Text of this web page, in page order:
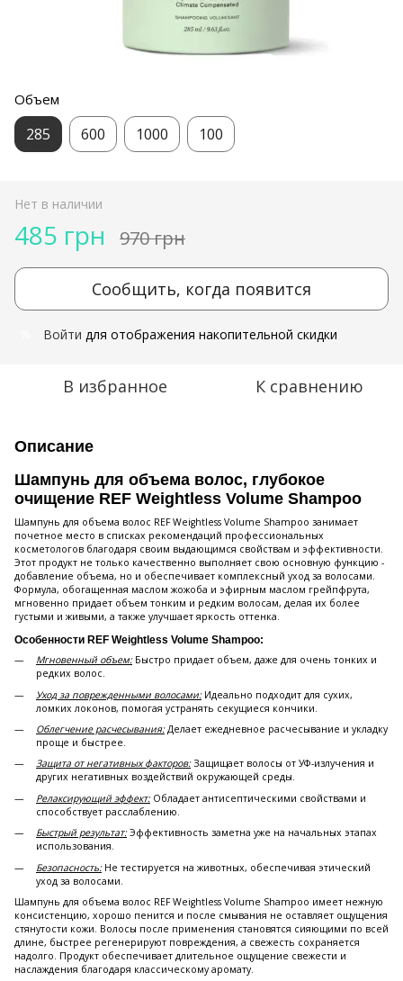
Объем
285 600 1000 100
Нет в наличии
485 грн 970 грн
Сообщить, когда появится
Войти для отображения накопительной скидки
В избранное К сравнению
Описание
Шампунь для объема волос, глубокое
очищение REF Weightless Volume Shampoo
Шампунь для объема волос REF Weightless Volume Shampoo занимает
почетное место в списках рекомендаций профессиональных
косметологов благодаря своим выдающимся свойствам и эффективности.
Этот продукт не только качественно выполняет свою основную функцию -
добавление объема, но и обеспечивает комплексный уход за волосами.
Формула, обогащенная маслом жожоба и эфирным маслом грейпфрута,
мгновенно придает объем тонким и редким волосам, делая их более
густыми и живыми, а также улучшает яркость оттенка.
Особенности REF Weightless Volume Shampoo:
Мгновенный объем:Быстро придает объем, даже для очень тонких и
редких волос.
Уход за поврежденными волосами:Идеально подходит для сухих,
ломких локонов, помогая устранять секущиеся кончики.
Облегчение расчесывания:Делает ежедневное расчесывание и укладку
проще и быстрее.
Защита от негативных факторов:Защищает волосы от УФ-излучения и
других негативных воздействий окружающей среды.
Релаксирующий эффект:Обладает антисептическими свойствами и
способствует расслаблению.
Быстрый результат:Эффективность заметна уже на начальных этапах
использования.
Безопасность:Не тестируется на животных, обеспечивая этический
уход за волосами.
Шампунь для объема волос REF Weightless Volume Shampoo имеет нежную
консистенцию, хорошо пенится и после смывания не оставляет ощущения
стянутости кожи. Волосы после применения становятся сияющими по всей
длине, быстрее регенерируют повреждения, а свежесть сохраняется
надолго. Продукт обеспечивает длительное ощущение свежести и
наслаждения благодаря классическому аромату.